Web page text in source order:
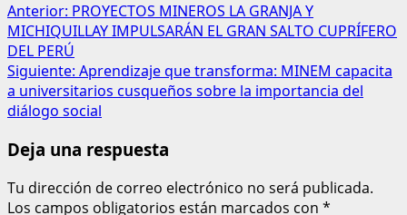
Anterior: PROYECTOS MINEROS LA GRANJA Y
MICHIQUILLAY IMPULSARÁN EL GRAN SALTO CUPRÍFERO
DEL PERÚ
Siguiente: Aprendizaje que transforma: MINEM capacita
a universitarios cusqueños sobre la importancia del
diálogo social
Deja una respuesta
Tu dirección de correo electrónico no será publicada.
Los campos obligatorios están marcados con *